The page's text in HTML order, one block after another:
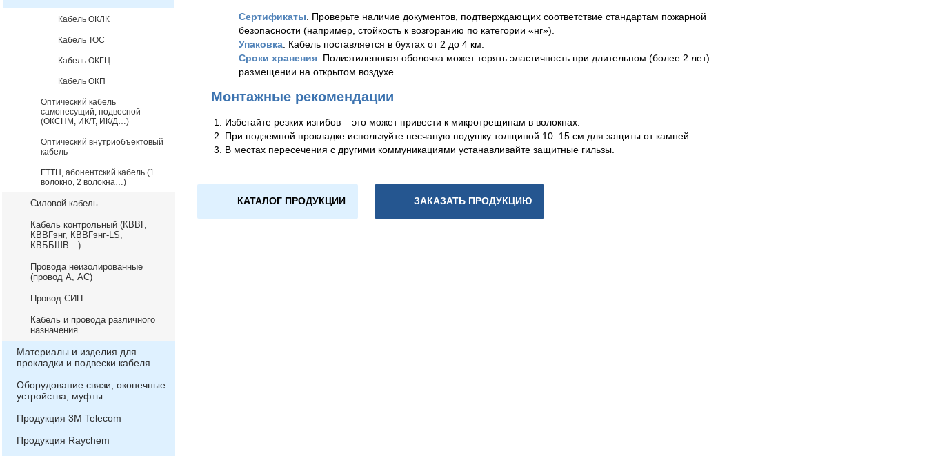
Кабель ОКЛК
Кабель ТОС
Кабель ОКГЦ
Кабель ОКП
Оптический кабель
самонесущий, подвесной
(ОКСНМ, ИК/Т, ИК/Д…)
Оптический внутриобъектовый
кабель
FTTH, абонентский кабель (1
волокно, 2 волокна…)
Силовой кабель
Кабель контрольный (КВВГ,
КВВГэнг, КВВГэнг-LS,
КВББШВ…)
Провода неизолированные
(провод А, АС)
Провод СИП
Кабель и провода различного
назначения
Материалы и изделия для
прокладки и подвески кабеля
Оборудование связи, оконечные
устройства, муфты
Продукция 3М Telecom
Продукция Raychem
Сертификаты . Проверьте наличие документов, подтверждающих соответствие стандартам пожарной
безопасности (например, стойкость к возгоранию по категории «нг»).
Упаковка . Кабель поставляется в бухтах от 2 до 4 км.
Сроки хранения . Полиэтиленовая оболочка может терять эластичность при длительном (более 2 лет)
размещении на открытом воздухе.
Монтажные рекомендации
Избегайте резких изгибов – это может привести к микротрещинам в волокнах.
При подземной прокладке используйте песчаную подушку толщиной 10–15 см для защиты от камней.
В местах пересечения с другими коммуникациями устанавливайте защитные гильзы.
КАТАЛОГ ПРОДУКЦИИ ЗАКАЗАТЬ ПРОДУКЦИЮ